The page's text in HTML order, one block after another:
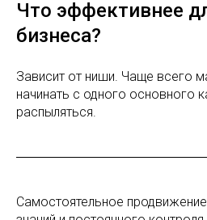
Что эффективнее
бизнеса?
Зависит от ниши. Чаще всего
начинать с одного основного
распыляться.
Самостоятельное
Все права защищены. Использования материалов
сайта разрешено только с согласия
salvare-market@yandex.ru
+7(917) 468-05-67
ИП Самигуллин Вадим Филюсович
ОГРНИП 322028000029041